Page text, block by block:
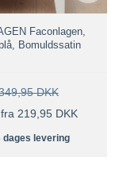
Faconlagen,
Bomuldssatin
DKK
219,95 DKK
dages levering